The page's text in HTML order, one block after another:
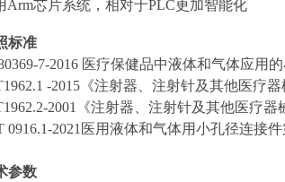
Arm芯片系统，相对于PLC更加智能化
标准
7-2016 医疗保健品中液体和气体应用
-2015《注射器、注射针及其他医疗
2001《注射器、注射针及其他医疗
0916.1-2021医用液体和气体用小孔径连接
参数